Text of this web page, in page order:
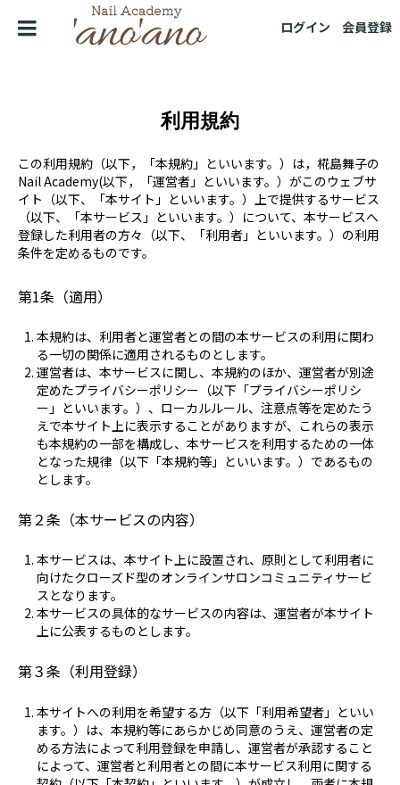
ログイン 会員登録
利用規約
この利用規約（以下，「本規約」といいます。）は，椛島舞子の
Nail Academy(以下，「運営者」といいます。）がこのウェブサ
イト（以下、「本サイト」といいます。）上で提供するサービス
（以下、「本サービス」といいます。）について、本サービスへ
登録した利用者の方々（以下、「利用者」といいます。）の利用
条件を定めるものです。
第1条（適用）
本規約は、利用者と運営者との間の本サービスの利用に関わ
る一切の関係に適用されるものとします。
運営者は、本サービスに関し、本規約のほか、運営者が別途
定めたプライバシーポリシー（以下「プライバシーポリシ
ー」といいます。）、ローカルルール、注意点等を定めたう
えで本サイト上に表示することがありますが、これらの表示
も本規約の一部を構成し、本サービスを利用するための一体
となった規律（以下「本規約等」といいます。）であるもの
とします。
第２条（本サービスの内容）
本サービスは、本サイト上に設置され、原則として利用者に
向けたクローズド型のオンラインサロンコミュニティサービ
スとなります。
本サービスの具体的なサービスの内容は、運営者が本サイト
上に公表するものとします。
第３条（利用登録）
本サイトへの利用を希望する方（以下「利用希望者」といい
ます。）は、本規約等にあらかじめ同意のうえ、運営者の定
める方法によって利用登録を申請し、運営者が承認すること
によって、運営者と利用者との間に本サービス利用に関する